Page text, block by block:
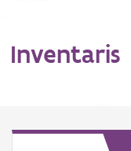
Inventaris